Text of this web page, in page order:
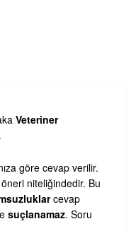
Veteriner
göre cevap verilir.
niteliğindedir. Bu
cevap
suçlanamaz. Soru